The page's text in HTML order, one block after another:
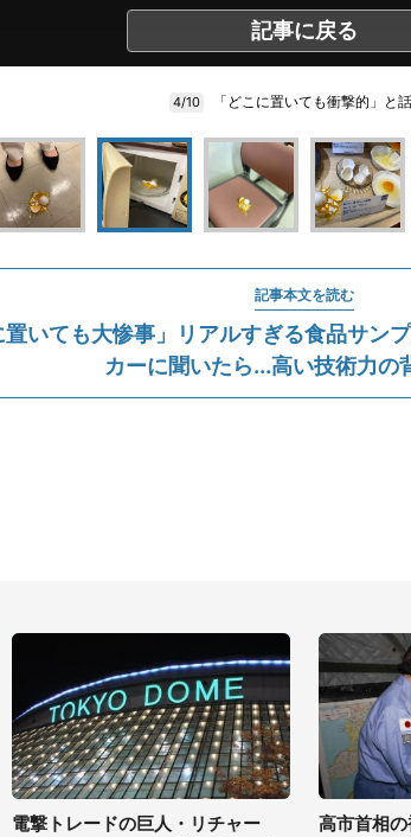
記事に戻る
4/10 「どこに置いても衝撃的」と
記事本文を読む
置いても大惨事」リアルすぎる食品サ
カーに聞いたら...高い技術力の
電撃トレードの巨人・リチャー
高市首相